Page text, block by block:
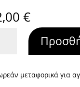
€
μεταφορικά για